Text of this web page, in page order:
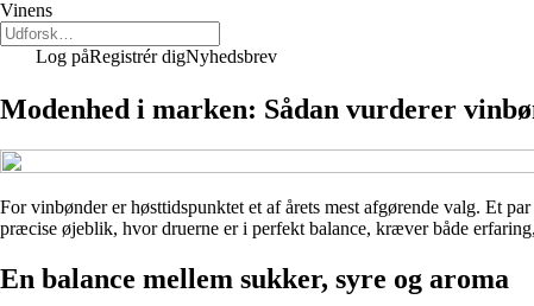
Vinens
Log påRegistrér digNyhedsbrev
Modenhed i marken: Sådan vurderer
For vinbønder er høsttidspunktet et af årets mest afgørende valg. Et
præcise øjeblik, hvor druerne er i perfekt balance, kræver både
En balance mellem sukker, syre og aroma